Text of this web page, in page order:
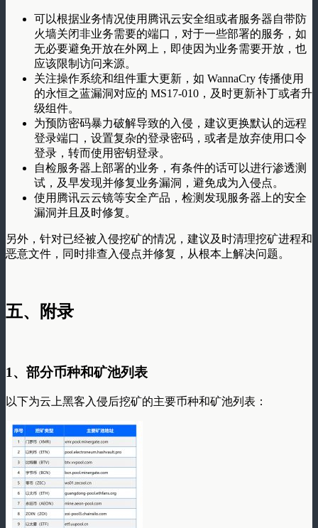
可以根据业务情况使用腾讯云安全组或者服务器自带防
火墙关闭非业务需要的端口，对于一些部署的服务，如
无必要避免开放在外网上，即使因为业务需要开放，也
应该限制访问来源。
关注操作系统和组件重大更新，如 WannaCry 传播使用
的永恒之蓝漏洞对应的 MS17-010，及时更新补丁或者升
级组件。
为预防密码暴力破解导致的入侵，建议更换默认的远程
登录端口，设置复杂的登录密码，或者是放弃使用口令
登录，转而使用密钥登录。
自检服务器上部署的业务，有条件的话可以进行渗透测
试，及早发现并修复业务漏洞，避免成为入侵点。
使用腾讯云云镜等安全产品，检测发现服务器上的安全
漏洞并且及时修复。
另外，针对已经被入侵挖矿的情况，建议及时清理挖矿进程和
恶意文件，同时排查入侵点并修复，从根本上解决问题。
五、附录
1 、部分币种和矿池列表
以下为云上黑客入侵后挖矿的主要币种和矿池列表：